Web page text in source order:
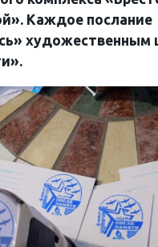
Каждое послание
художественным